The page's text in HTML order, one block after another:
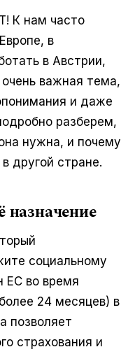
К нам часто
в
в Австрии,
важная тема,
и даже
разберем,
нужна, и почему
другой стране.
назначение
социальному
ЕС во время
24 месяцев) в
позволяет
страхования и